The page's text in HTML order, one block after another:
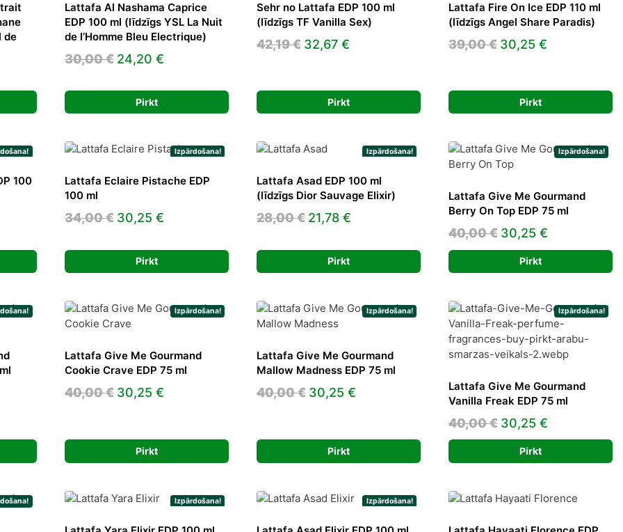
de
Lattafa Al Nashama Caprice
EDP 100 ml (līdzīgs YSL La Nuit
de l’Homme Bleu Electrique)
30,00€ Original
was:
30,00 €.
24,20 €Current
24,20 €.
Pirkt
Sehr no Lattafa EDP 100 ml
(līdzīgs TF Vanilla Sex)
42,19€ Original
42,19 €.
32,67 €Current
32,67 €.
Pirkt
Lattafa Fire On Ice EDP 110 ml
(līdzīgs Angel Share Paradis)
39,00€ Original
39,00 €.
30,25 €Current
Pirkt
100
€.
Izpārdošana!
Lattafa Eclaire Pistache EDP
100 ml
34,00€ Original
was:
34,00 €.
30,25 €Current
is:
30,25 €.
Pirkt
Izpārdošana!
Lattafa Asad EDP 100 ml
(līdzīgs Dior Sauvage Elixir)
28,00€ Original
was:
28,00 €.
21,78 €Current
is:
21,78 €.
Pirkt
Izpārdošana!
Lattafa Give Me Gourmand
Berry On Top EDP 75 ml
40,00€ Original
price
was:
30,25 €Current
price
is:
Pirkt
Izpārdošana!
Lattafa Give Me Gourmand
Cookie Crave EDP 75 ml
40,00€ Original
40,00 €.
30,25 €Current
Pirkt
Izpārdošana!
Lattafa Give Me Gourmand
Mallow Madness EDP 75 ml
40,00€ Original
40,00 €.
30,25 €Current
Pirkt
Izpārdošana!
Lattafa Give Me Gourmand
Vanilla Freak EDP 75 ml
40,00€ Original
price
was:
30,25 €Current
price
is:
Pirkt
Izpārdošana! Izpārdošana!